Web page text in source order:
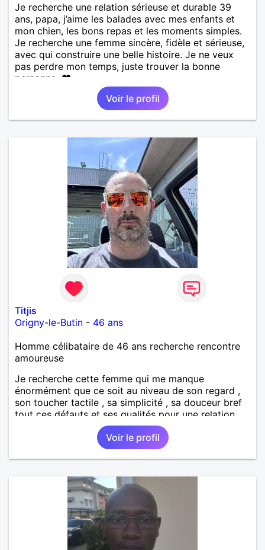
Je recherche une relation sérieuse et durable 39
ans, papa, j’aime les balades avec mes enfants et
mon chien, les bons repas et les moments simples.
Je recherche une femme sincère, fidèle et sérieuse,
avec qui construire une belle histoire. Je ne veux
pas perdre mon temps, juste trouver la bonne
personne. ❤️
Voir le profil
Titjis
Origny-le-Butin - 46 ans
Homme célibataire de 46 ans recherche rencontre
amoureuse
Je recherche cette femme qui me manque
énormément que ce soit au niveau de son regard ,
son toucher tactile , sa simplicité , sa douceur bref
tout ces défauts et ses qualités pour une relation
Voir le profil